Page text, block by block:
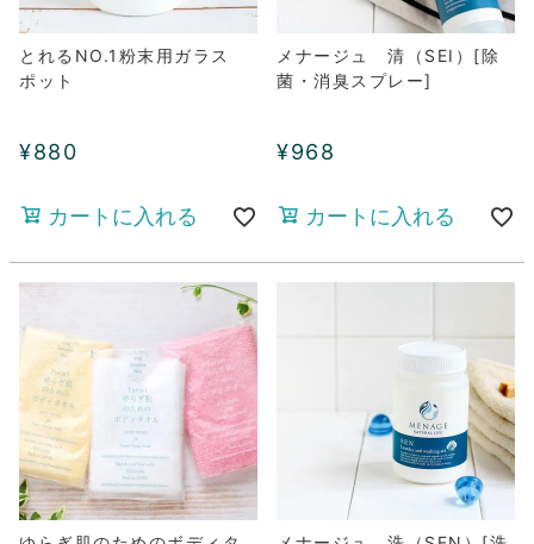
とれるNO.1粉末用ガラス
ポット
¥880
カートに入れる
メナージュ 清（SEI）[除
菌・消臭スプレー]
¥968
カートに入れる